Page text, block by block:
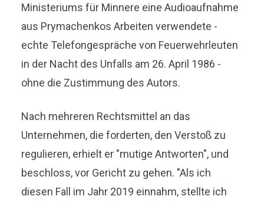
Ministeriums für Minnere eine Audioaufnahme
aus Prymachenkos Arbeiten verwendete -
echte Telefongespräche von Feuerwehrleuten
in der Nacht des Unfalls am 26. April 1986 -
ohne die Zustimmung des Autors.
Nach mehreren Rechtsmittel an das
Unternehmen, die forderten, den Verstoß zu
regulieren, erhielt er "mutige Antworten", und
beschloss, vor Gericht zu gehen. "Als ich
diesen Fall im Jahr 2019 einnahm, stellte ich